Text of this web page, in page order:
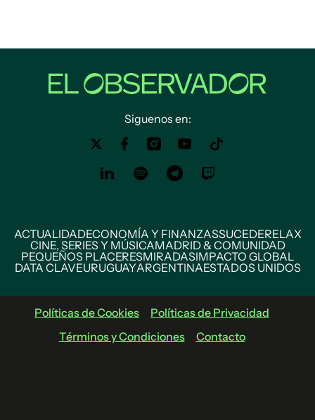
Siguenos en:
ACTUALIDADECONOMÍA Y FINANZASSUCEDERELAX
CINE, SERIES Y MÚSICAMADRID & COMUNIDAD
PEQUEÑOS PLACERESMIRADASIMPACTO GLOBAL
DATA CLAVEURUGUAYARGENTINAESTADOS UNIDOS
Políticas de Cookies
Políticas de Privacidad
Términos y Condiciones
Contacto